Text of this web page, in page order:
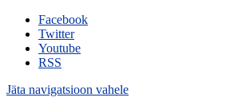
Facebook
Twitter
Youtube
RSS
Jäta navigatsioon vahele